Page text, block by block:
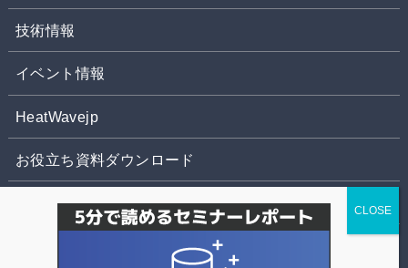
技術情報
イベント情報
HeatWavejp
お役立ち資料ダウンロード
お問合せ